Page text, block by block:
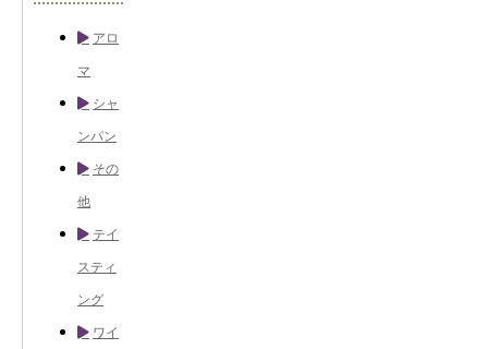
アロ
マ
シャ
ンパン
その
他
テイ
スティ
ング
ワイ